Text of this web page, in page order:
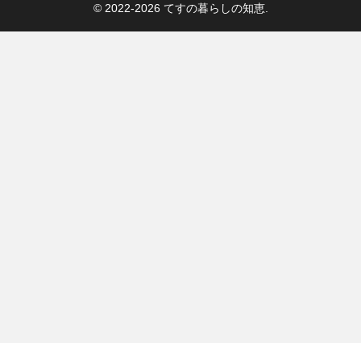
© 2022-2026 てすの暮らしの知恵.